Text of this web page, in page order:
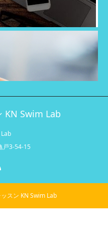
KN Swim Lab
戸3-54-15
スン KN Swim Lab